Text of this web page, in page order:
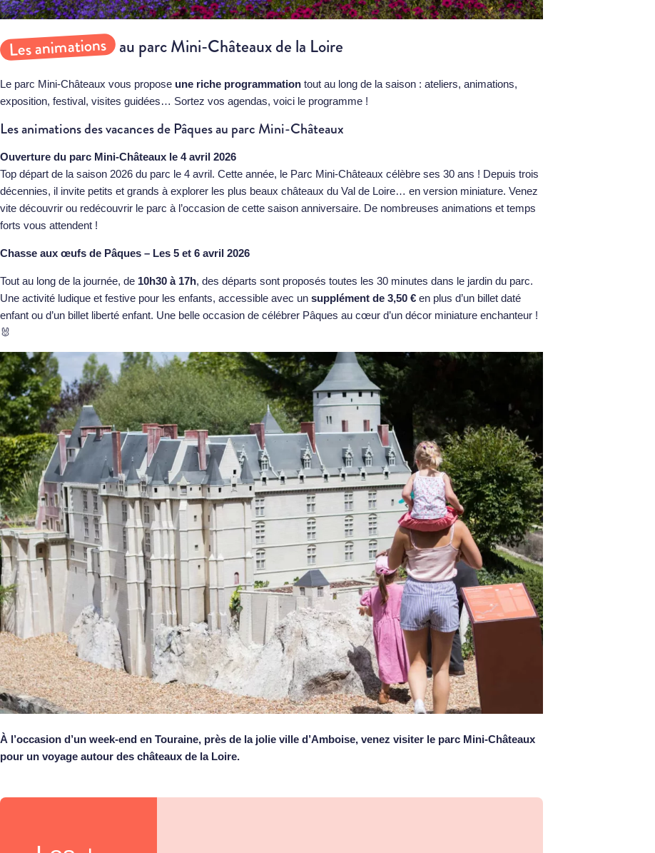
Les animations au parc Mini-Châteaux de la Loire
Le parc Mini-Châteaux vous propose une riche programmation tout au long de la saison : ateliers, animations,
exposition, festival, visites guidées… Sortez vos agendas, voici le programme !
Les animations des vacances de Pâques au parc Mini-Châteaux
Ouverture du parc Mini-Châteaux le 4 avril 2026
Top départ de la saison 2026 du parc le 4 avril. Cette année, le Parc Mini-Châteaux célèbre ses 30 ans ! Depuis trois
décennies, il invite petits et grands à explorer les plus beaux châteaux du Val de Loire… en version miniature. Venez
vite découvrir ou redécouvrir le parc à l’occasion de cette saison anniversaire. De nombreuses animations et temps
forts vous attendent !
Chasse aux œufs de Pâques – Les 5 et 6 avril 2026
Tout au long de la journée, de 10h30 à 17h, des départs sont proposés toutes les 30 minutes dans le jardin du parc.
Une activité ludique et festive pour les enfants, accessible avec un supplément de 3,50 € en plus d’un billet daté
enfant ou d’un billet liberté enfant. Une belle occasion de célébrer Pâques au cœur d’un décor miniature enchanteur !
🐰
À l’occasion d’un week-end en Touraine, près de la jolie ville d’Amboise, venez visiter le parc Mini-Châteaux
pour un voyage autour des châteaux de la Loire.